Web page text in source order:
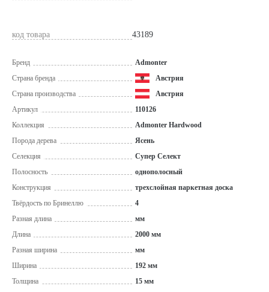
код товара 43189
Бренд
Admonter
Страна бренда
Австрия
Страна производства
Австрия
Артикул
110126
Коллекция
Admonter Hardwood
Порода дерева
Ясень
Селекция
Супер Селект
Полосность
однополосный
Конструкция
трехслойная паркетная доска
Твёрдость по Бринеллю
4
Разная длина
мм
Длина
2000 мм
Разная ширина
мм
Ширина
192 мм
Толщина
15 мм